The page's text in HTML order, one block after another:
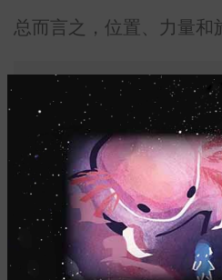
总而言之，位置、力量和
第三，角度对。
鸡鸡的头部抬得太高会
倾倒，最终导致侧漏等
验证角度的方式非常简
①可以使它保持正常的